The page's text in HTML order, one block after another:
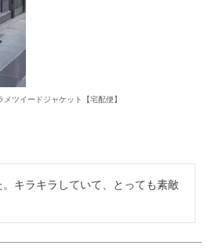
ツイードジャケット【宅配便】
キラキラしていて、とっても素敵